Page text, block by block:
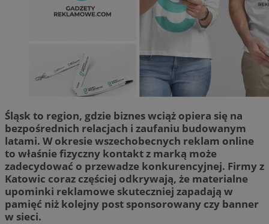
Śląsk to region, gdzie biznes wciąż opiera się na
bezpośrednich relacjach i zaufaniu budowanym
latami. W okresie wszechobecnych reklam online
to właśnie fizyczny kontakt z marką może
zadecydować o przewadze konkurencyjnej. Firmy z
Katowic coraz częściej odkrywają, że materialne
upominki reklamowe skuteczniej zapadają w
pamięć niż kolejny post sponsorowany czy banner
w sieci.